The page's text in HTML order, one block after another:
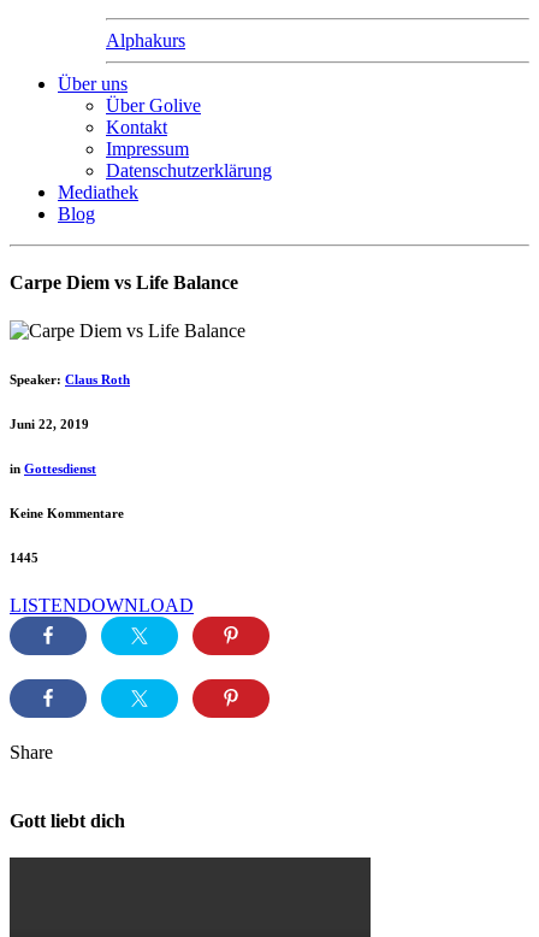
Alphakurs
Über uns
Über Golive
Kontakt
Impressum
Datenschutzerklärung
Mediathek
Blog
Carpe Diem vs Life Balance
Speaker: Claus Roth
Juni 22, 2019
in Gottesdienst
Keine Kommentare
1445
LISTENDOWNLOAD
Share
Gott liebt dich